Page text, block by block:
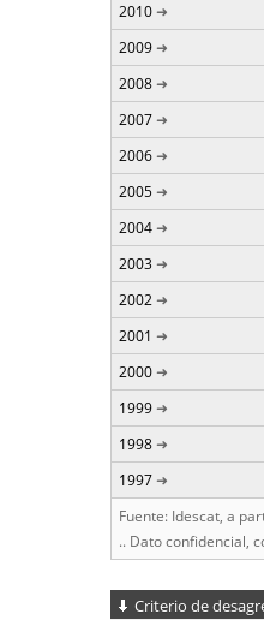
2010
2009
2008
2007
2006
2005
2004
2003
2002
2001
2000
1999
1998
1997
Fuente: Idescat, a
.. Dato confidencial,
Criterio de